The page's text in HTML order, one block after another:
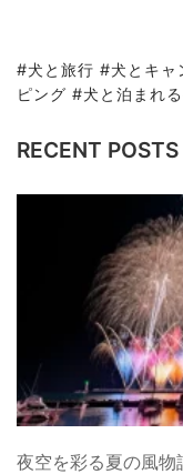
#犬と旅行 #犬とキ
ピング #犬と泊まれ
RECENT POSTS
夜空を彩る夏の風